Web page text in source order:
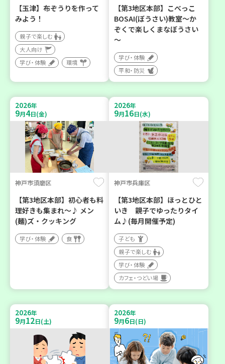
【玉津】布ぞうりを作って
みよう！
親子で楽しむ
大人向け
学び・体験
環境
【第3地区本部】こべっこ
BOSAI(ぼうさい)教室～か
ぞくで楽しくまなぼうさい
～
学び・体験
平和・防災
2026年
9月4日(金)
神戸市須磨区
【第3地区本部】初心者も料
理好きも集まれ～♪ メン
(麺)ズ・クッキング
学び・体験 食
2026年
9月16日(水)
神戸市兵庫区
【第3地区本部】ほっとひと
いき 親子でゆったりタイ
ム♪(毎月開催予定)
子ども
親子で楽しむ
学び・体験
カフェ・つどい場
2026年
9月12日(土)
2026年
9月6日(日)